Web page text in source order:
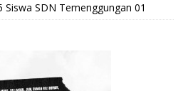
Siswa SDN Temenggungan 01